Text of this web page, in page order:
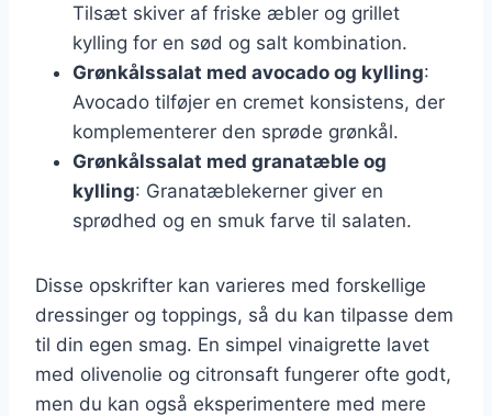
Tilsæt skiver af friske æbler og grillet
kylling for en sød og salt kombination.
Grønkålssalat med avocado og kylling:
Avocado tilføjer en cremet konsistens, der
komplementerer den sprøde grønkål.
Grønkålssalat med granatæble og
kylling: Granatæblekerner giver en
sprødhed og en smuk farve til salaten.
Disse opskrifter kan varieres med forskellige
dressinger og toppings, så du kan tilpasse dem
til din egen smag. En simpel vinaigrette lavet
med olivenolie og citronsaft fungerer ofte godt,
men du kan også eksperimentere med mere